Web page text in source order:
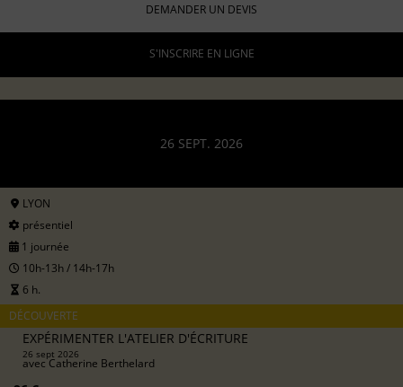
DEMANDER UN DEVIS
S'INSCRIRE EN LIGNE
26 SEPT. 2026
LYON
présentiel
1 journée
10h-13h / 14h-17h
6 h.
DÉCOUVERTE
EXPÉRIMENTER L'ATELIER D'ÉCRITURE
26 sept 2026
avecCatherine Berthelard